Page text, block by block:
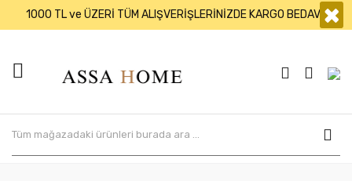
1000 TL ve ÜZERİ TÜM ALIŞVERİŞLERİNİZDE KARGO BEDAVA×